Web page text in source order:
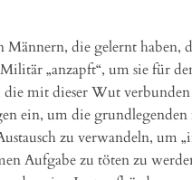
Männern, die gelernt haben,
„anzapft“, um sie für
die mit dieser Wut
ein, um die grundlegenden
zu verwandeln, um
Aufgabe zu töten zu